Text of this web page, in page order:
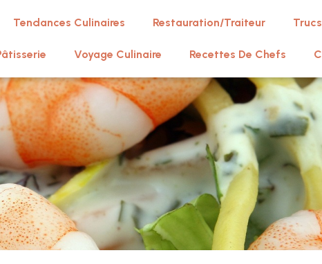
Tendances Culinaires Restauration/Traiteur
Voyage Culinaire Recettes De Chefs